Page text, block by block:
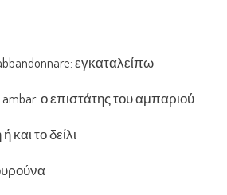
εγκαταλείπω
ο επιστάτης του αμπαριού
και το δείλι